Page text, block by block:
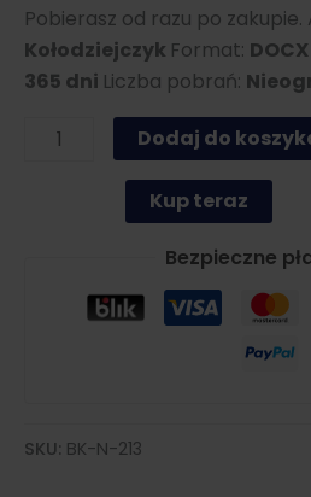
Pobierasz od razu po zakupie.
Kołodziejczyk Format: DOCX
365 dni Liczba pobrań:
ilość
przedwstępna
nieruchomości
Dodaj do
Kup teraz
Bezpieczne
SKU: BK-N-213